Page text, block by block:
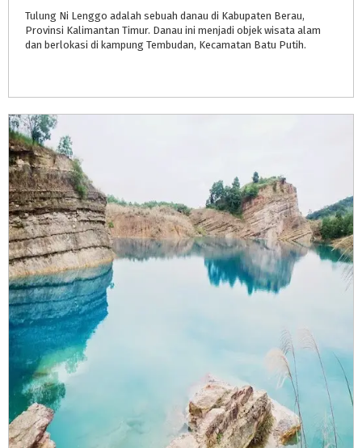
Tulung Ni Lenggo adalah sebuah danau di Kabupaten Berau,
Provinsi Kalimantan Timur. Danau ini menjadi objek wisata alam
dan berlokasi di kampung Tembudan, Kecamatan Batu Putih.